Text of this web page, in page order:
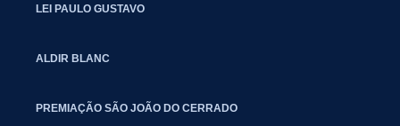
LEI PAULO GUSTAVO
ALDIR BLANC
PREMIAÇÃO SÃO JOÃO DO CERRADO